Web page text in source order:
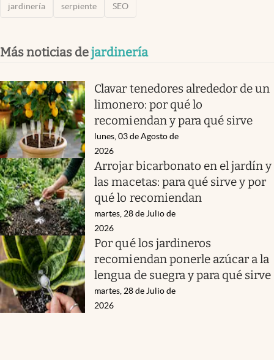
jardinería serpiente SEO
Más noticias dejardinería
Clavar tenedores alrededor de un
limonero: por qué lo
recomiendan y para qué sirve
lunes, 03 de Agosto de
2026
Arrojar bicarbonato en el jardín y
las macetas: para qué sirve y por
qué lo recomiendan
martes, 28 de Julio de
2026
Por qué los jardineros
recomiendan ponerle azúcar a la
lengua de suegra y para qué sirve
martes, 28 de Julio de
2026